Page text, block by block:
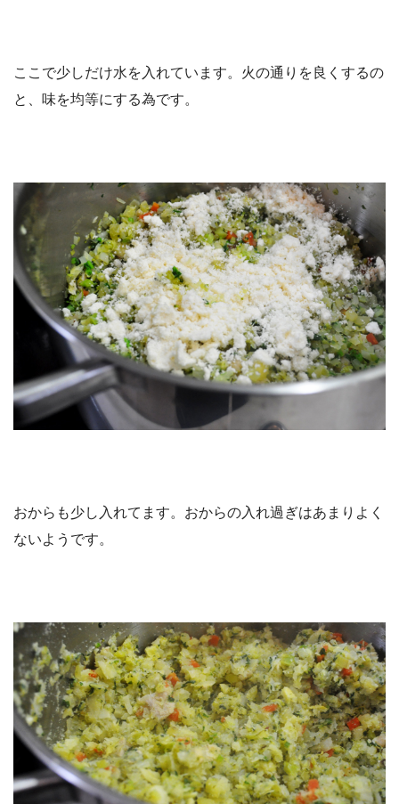
ここで少しだけ水を入れています。火の通りを良くするの
と、味を均等にする為です。
おからも少し入れてます。おからの入れ過ぎはあまりよく
ないようです。